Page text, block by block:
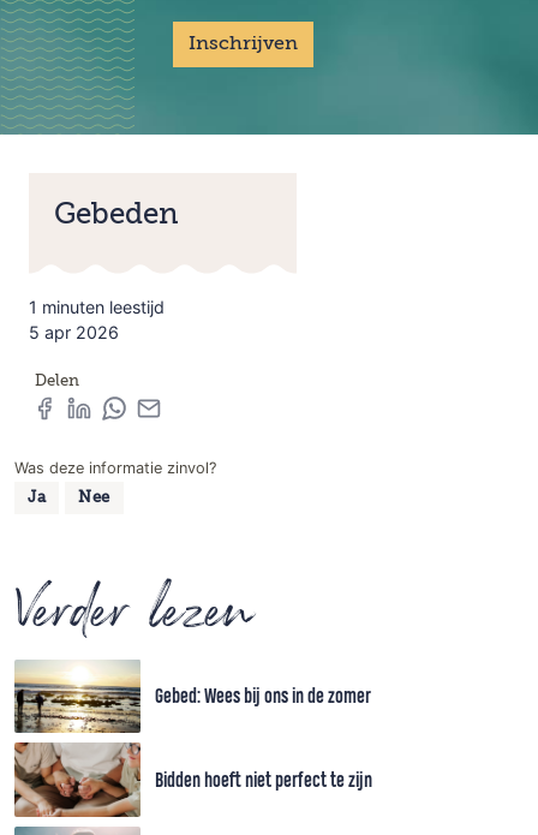
Inschrijven
Gebeden
1 minuten leestijd
5 apr 2026
Delen
Was deze informatie zinvol?
Ja Nee
Verder lezen
Gebed: Wees bij ons in de zomer
Bidden hoeft niet perfect te zijn